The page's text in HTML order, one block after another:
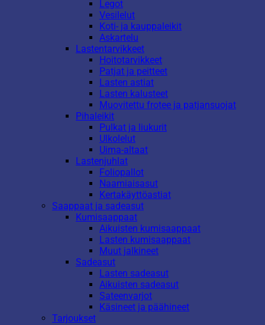
Legot
Vesilelut
Koti- ja kauppaleikit
Askartelu
Lastentarvikkeet
Hoitotarvikkeet
Patjat ja peitteet
Lasten astiat
Lasten kalusteet
Muovitettu frotee ja patjansuojat
Pihaleikit
Pulkat ja liukurit
Ulkolelut
Uima-altaat
Lastenjuhlat
Foliopallot
Naamiaisasut
Kertakäyttöastiat
Saappaat ja sadeasut
Kumisaappaat
Aikuisten kumisaappaat
Lasten kumisaappaat
Muut jalkineet
Sadeasut
Lasten sadeasut
Aikuisten sadeasut
Sateenvarjot
Käsineet ja päähineet
Tarjoukset